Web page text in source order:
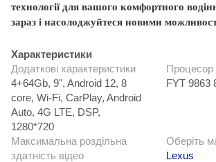
технології для вашого комфортного
зараз і насолоджуйтеся новими
Характеристики
Додаткові характеристики
4+64Gb, 9", Android 12, 8
core, Wi-Fi, CarPlay, Android
Auto, 4G LTE, DSP,
1280*720
Процесор
FYT 9863
Максимальна роздільна
здатність відео
Оберіть
Lexus